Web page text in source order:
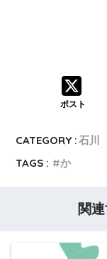
ポスト
CATEGORY :石川
TAGS :
か
関